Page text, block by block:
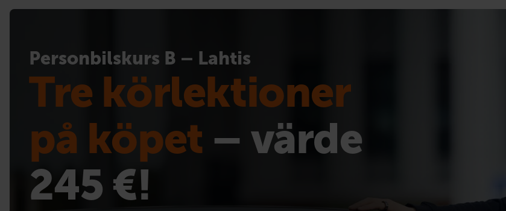
Personbilskurs B – Lahtis
Tre körlektioner
på köpet – värde
245 €!